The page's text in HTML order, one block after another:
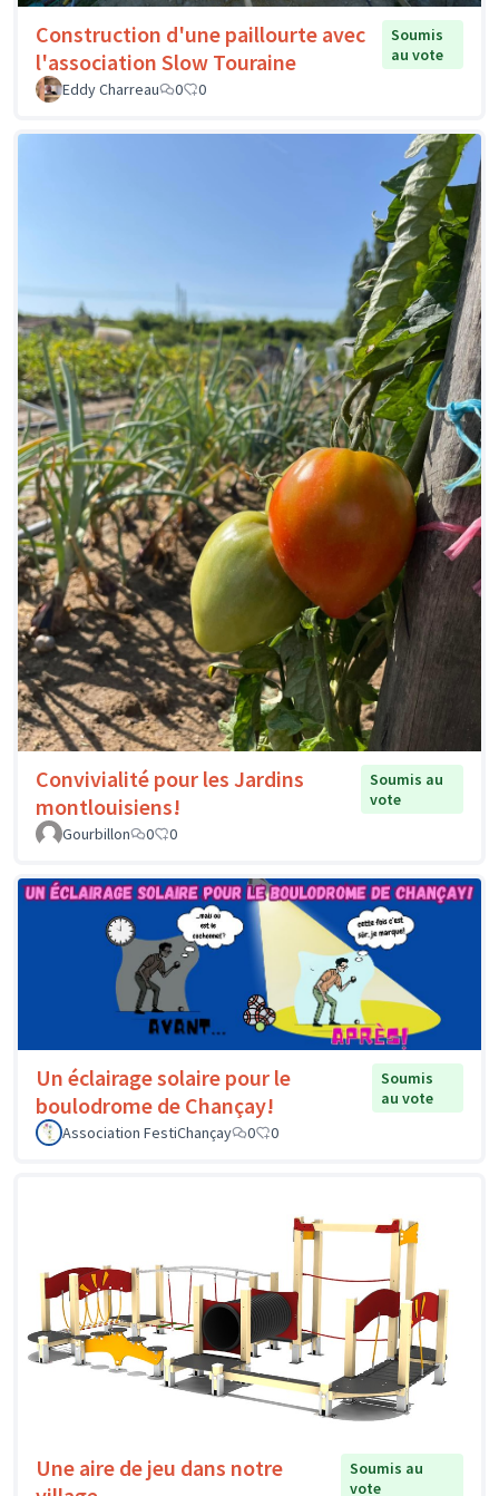
Construction d'une paillourte avec
l'association Slow Touraine
Soumis
au vote
Eddy Charreau
0 0
Convivialité pour les Jardins
montlouisiens!
Soumis au
vote
Gourbillon
0 0
Un éclairage solaire pour le
boulodrome de Chançay!
Soumis
au vote
Association FestiChançay
0 0
Une aire de jeu dans notre
Soumis au
vote